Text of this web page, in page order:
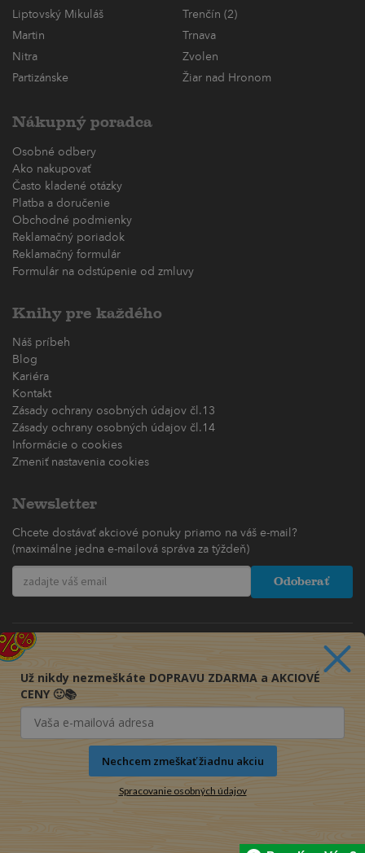
Liptovský Mikuláš
Trenčín (2)
Martin
Trnava
Nitra
Zvolen
Partizánske
Žiar nad Hronom
Nákupný poradca
Osobné odbery
Ako nakupovať
Často kladené otázky
Platba a doručenie
Obchodné podmienky
Reklamačný poriadok
Reklamačný formulár
Formulár na odstúpenie od zmluvy
Knihy pre každého
Náš príbeh
Blog
Kariéra
Kontakt
Zásady ochrany osobných údajov čl.13
Zásady ochrany osobných údajov čl.14
Informácie o cookies
Zmeniť nastavenia cookies
Newsletter
Chcete dostávať akciové ponuky priamo na váš e-mail?
(maximálne jedna e-mailová správa za týždeň)
Odoberať
Už nikdy nezmeškáte DOPRAVU ZDARMA a AKCIOVÉ
CENY 🙂📚
Nechcem zmeškať žiadnu akciu
Spracovanie osobných údajov